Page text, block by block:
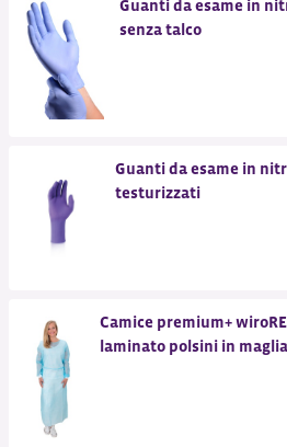
Guanti da esame in
senza talco
Guanti da esame in
testurizzati
Camice premium+
laminato polsini in maglia